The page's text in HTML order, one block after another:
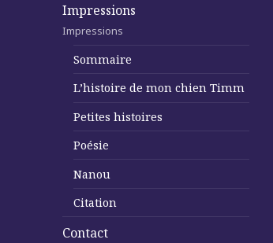
Impressions
Impressions
Sommaire
L’histoire de mon chien Timm
Petites histoires
Poésie
Nanou
Citation
Contact